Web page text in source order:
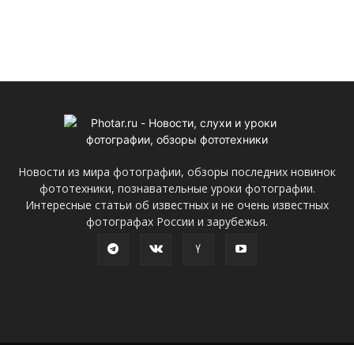
Новости из мира фотографии, обзоры последних новинок
фототехники, познавательные уроки фотографии.
Интересные статьи об известных и не очень известных
фотографах России и зарубежья.